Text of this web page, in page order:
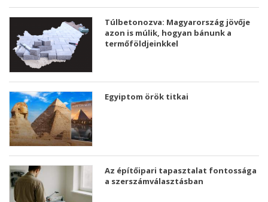
Túlbetonozva: Magyarország jövője
azon is múlik, hogyan bánunk a
termőföldjeinkkel
Egyiptom örök titkai
Az építőipari tapasztalat fontossága
a szerszámválasztásban